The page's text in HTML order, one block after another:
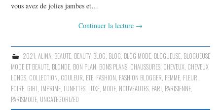
vous avez de jolies jambes et…
Continuer la lecture →
2021 ALINA, BEAUTE, BEAUTY, BLOG BLOG BLOG MODE, BLOGUEUSE, BLOGUEUSE
MODE ET BEAUTE BLONDE BON PLAN BONS PLANS CHAUSSURES CHEVEUX CHEVEUX
LONGS COLLECTION COULEUR ETE FASHION FASHION BLOGGER FEMME FLEUR
FOIRE GIRL IMPRIME LUNETTES LUXE MODE NOUVEAUTES PARI PARISIENNE
PARISMODE UNCATEGORIZED